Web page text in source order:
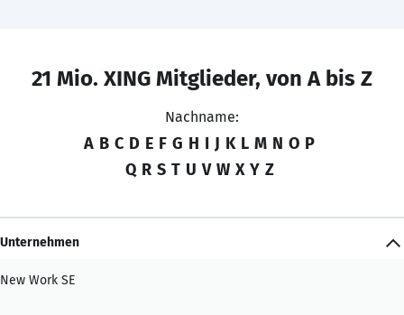
21 Mio. XING Mitglieder, von A bis Z
Nachname:
A B C D E F G H I J K L M N O P
Q R S T U V W X Y Z
Unternehmen
New Work SE